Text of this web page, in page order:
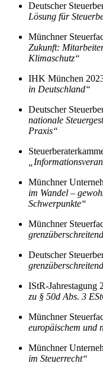
Deutscher
Lösung für
Münchner
Zukunft:
Klimaschutz“
IHK München
in Deutschland“
Deutscher
nationale
Praxis“
Münchner
im Wandel –
Schwerpunkte“
Münchner
Deutscher
IStR-Jahrestagung
zu § 50d Abs. 3
Münchner
europäischem und
Münchner
im Steuerrecht“